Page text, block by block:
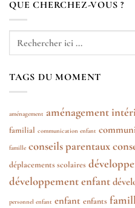
QUE CHERCHEZ-VOUS ?
TAGS DU MOMENT
aménagement aménagement
familial communication enfant
famille conseils parentaux
déplacements scolaires
développement enfant
personnel enfant enfant enfants